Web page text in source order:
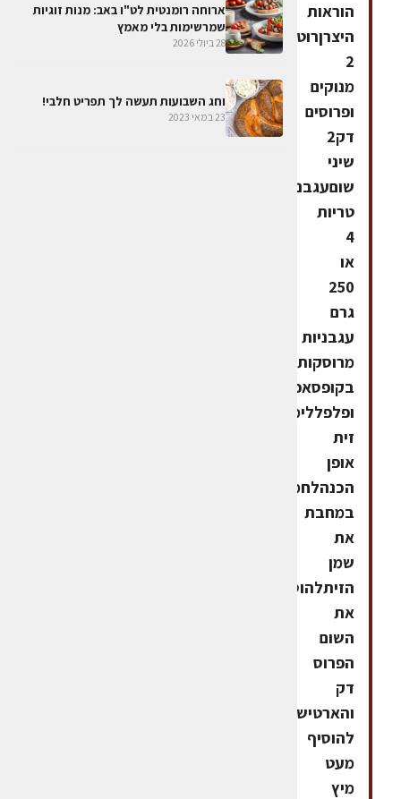
הוראות
היצרןרוטבארטישוק
2
מנוקים
ופרוסים
דק2
שיני
שוםעגבניות
טריות
4
או
250
גרם
עגבניות
מרוסקות
בקופסאפטרוזיליהמלח
ופלפללימוןשמן
זית
אופן
הכנהלחמם
במחבת
את
שמן
הזיתלהוסיף
את
השום
הפרוס
דק
והארטישוק
להוסיף
מעט
מיץ
ארוחה רומנטית לט"ו באב: מנות זוגיות
שמרשימות בלי מאמץ
28 ביולי 2026
וחג השבועות תעשה לך תפריט חלבי!
23 במאי 2023